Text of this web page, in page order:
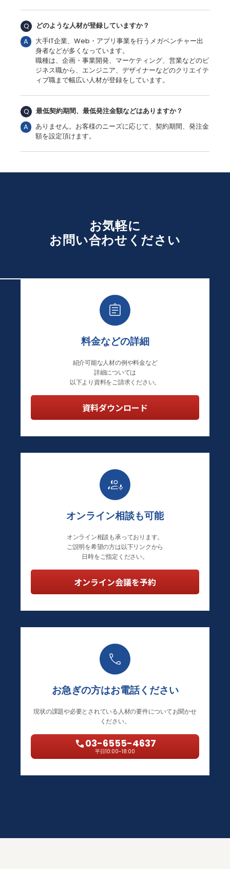
Q
どのような人材が登録していますか？
A
大手IT企業、Web・アプリ事業を行うメガベンチャー出
身者などが多くなっています。
職種は、企画・事業開発、マーケティング、営業などのビ
ジネス職から、エンジニア、デザイナーなどのクリエイテ
ィブ職まで幅広い人材が登録をしています。
Q
最低契約期間、最低発注金額などはありますか？
A
ありません。お客様のニーズに応じて、契約期間、発注金
額を設定頂けます。
お気軽に
お問い合わせください
料金などの詳細
紹介可能な人材の例や料金など
詳細については
以下より資料をご請求ください。
資料ダウンロード
オンライン相談も可能
オンライン相談も承っております。
ご説明を希望の方は以下リンクから
日時をご指定ください。
オンライン会議を予約
お急ぎの方はお電話ください
現状の課題や必要とされている人材の要件についてお聞かせ
ください。
03-6555-4637
平日10:00-18:00